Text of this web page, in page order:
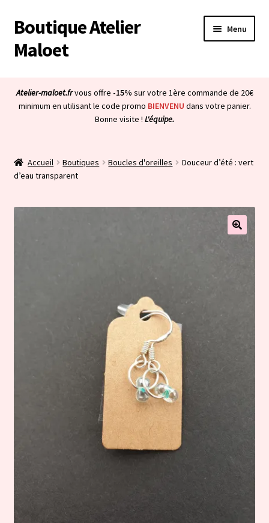
Aller
à
la
Aller
au
contenu
Boutique Atelier
Maloet
Menu
Boutique
Ouvrir
menu
À propos & CGV
Ouvrir
enfant
Blog
le
menu
Atelier-maloet.frvous offre -15% sur votre 1ère commande de 20€
minimum en utilisant le code promo BIENVENU dans votre panier.
Bonne visite ! L'équipe.
Accueil Boutiques Boucles d'oreilles
Douceur d’été : vert
d’eau transparent